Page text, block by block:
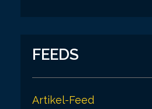
FEEDS
Artikel-Feed